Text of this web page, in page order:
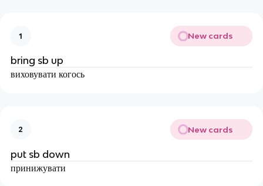
1 New cards
bring sb up
виховувати когось
2 New cards
put sb down
принижувати